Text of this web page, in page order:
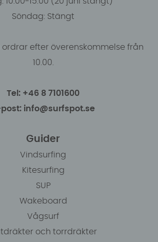
Söndag: Stängt
ordrar efter överenskommelse från
10.00.
Tel: +46 8 7101600
post: info@surfspot.se
Guider
Vindsurfing
Kitesurfing
SUP
Wakeboard
Vågsurf
och torrdräkter